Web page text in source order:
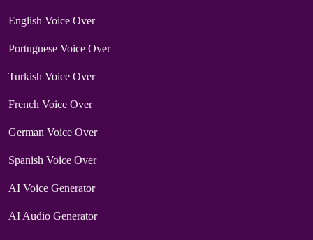
English Voice Over
Portuguese Voice Over
Turkish Voice Over
French Voice Over
German Voice Over
Spanish Voice Over
AI Voice Generator
AI Audio Generator